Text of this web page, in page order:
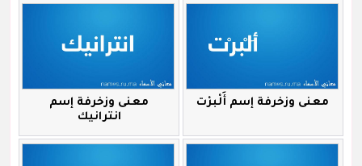
معنى وزخرفة إسم أَلْبرْت
معنى وزخرفة إسم
انترانيك